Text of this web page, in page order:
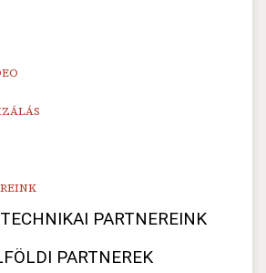
PARTNEREINK
PARTNEREK